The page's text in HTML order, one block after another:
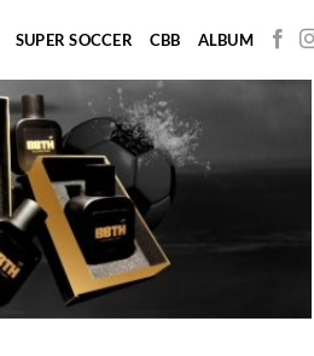
SUPER SOCCER CBB ALBUM